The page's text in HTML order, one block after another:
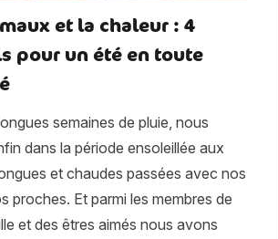
et la chaleur : 4
pour un été en toute
semaines de pluie, nous
dans la période ensoleillée aux
et chaudes passées avec nos
proches. Et parmi les membres de
et des êtres aimés nous avons